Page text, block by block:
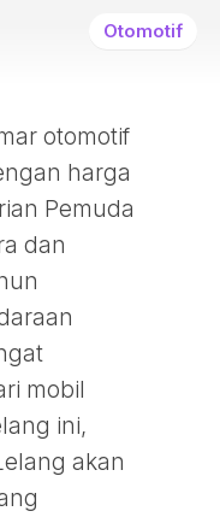
Otomotif
otomotif
harga
Pemuda
dan
mobil
ini,
akan